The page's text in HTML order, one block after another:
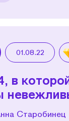
01.08.22
в
Старобинец